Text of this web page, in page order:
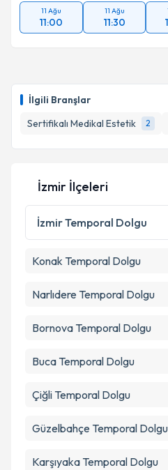
İlgili Branşlar
Sertifikalı Medikal Estetik
2
11 Ağu
11:00
11 Ağu
11:30
İzmir İlçeleri
İzmirTemporal Dolgu
Konak Temporal Dolgu
Narlıdere Temporal Dolgu
Bornova Temporal Dolgu
Buca Temporal Dolgu
Çiğli Temporal Dolgu
Güzelbahçe Temporal Dolgu
Karşıyaka Temporal Dolgu